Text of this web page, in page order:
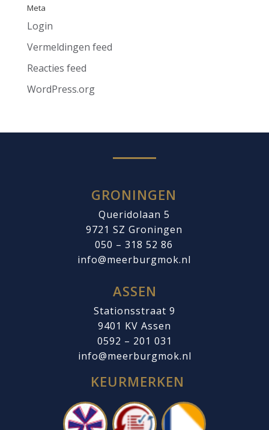
Meta
Login
Vermeldingen feed
Reacties feed
WordPress.org
GRONINGEN
Queridolaan 5
9721 SZ Groningen
050 – 318 52 86
info@meerburgmok.nl
ASSEN
Stationsstraat 9
9401 KV Assen
0592 – 201 031
info@meerburgmok.nl
KEURMERKEN